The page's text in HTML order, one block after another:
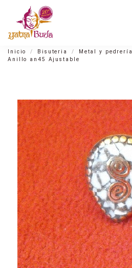
Inicio Bisuteria Metal y pedrería
Anillo an45 Ajustable